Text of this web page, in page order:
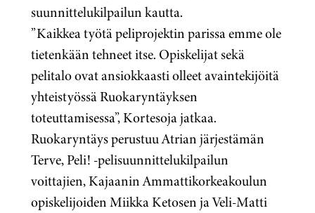
suunnittelukilpailun kautta.
”Kaikkea työtä peliprojektin parissa emme ole
tietenkään tehneet itse. Opiskelijat sekä
pelitalo ovat ansiokkaasti olleet avaintekijöitä
yhteistyössä Ruokaryntäyksen
toteuttamisessa”, Kortesoja jatkaa.
Ruokaryntäys perustuu Atrian järjestämän
Terve, Peli! -pelisuunnittelukilpailun
voittajien, Kajaanin Ammattikorkeakoulun
opiskelijoiden Miikka Ketosen ja Veli-Matti